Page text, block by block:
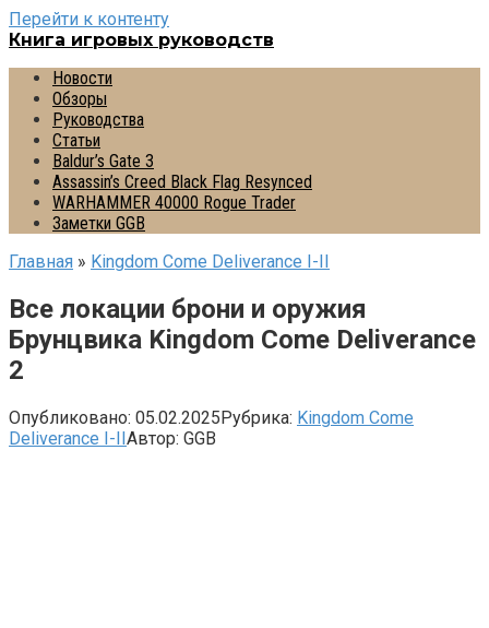
Перейти к контенту
Книга игровых руководств
Новости
Обзоры
Руководства
Статьи
Baldur’s Gate 3
Assassin’s Creed Black Flag Resynced
WARHAMMER 40000 Rogue Trader
Заметки GGB
Главная » Kingdom Come Deliverance I-II
Все локации брони и оружия
Брунцвика Kingdom Come Deliverance
2
Опубликовано: 05.02.2025Рубрика: Kingdom Come
Deliverance I-IIАвтор: GGB